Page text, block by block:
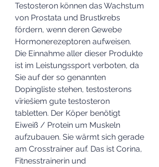
Testosteron können das Wachstum
von Prostata und Brustkrebs
fördern, wenn deren Gewebe
Hormonerezeptoren aufweisen.
Die Einnahme aller dieser Produkte
ist im Leistungssport verboten, da
Sie auf der so genannten
Dopingliste stehen, testosterons
vīriešiem gute testosteron
tabletten. Der Köper benötigt
Eiweiß / Protein um Muskeln
aufzubauen. Sie wärmt sich gerade
am Crosstrainer auf. Das ist Corina,
Fitnesstrainerin und